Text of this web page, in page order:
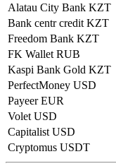
Alatau City Bank KZT
Bank centr credit KZT
Freedom Bank KZT
FK Wallet RUB
Kaspi Bank Gold KZT
PerfectMoney USD
Payeer EUR
Volet USD
Capitalist USD
Cryptomus USDT